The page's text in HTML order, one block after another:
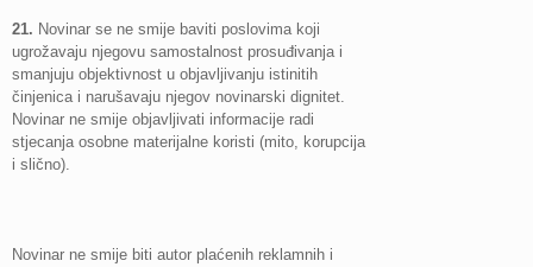
21. Novinar se ne smije baviti poslovima koji
ugrožavaju njegovu samostalnost prosuđivanja i
smanjuju objektivnost u objavljivanju istinitih
činjenica i narušavaju njegov novinarski dignitet.
Novinar ne smije objavljivati informacije radi
stjecanja osobne materijalne koristi (mito, korupcija
i slično).
Novinar ne smije biti autor plaćenih reklamnih i